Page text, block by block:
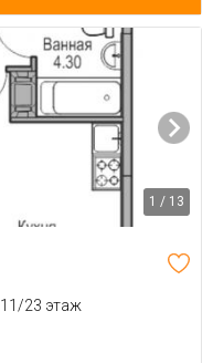
1 / 13
11/23 этаж